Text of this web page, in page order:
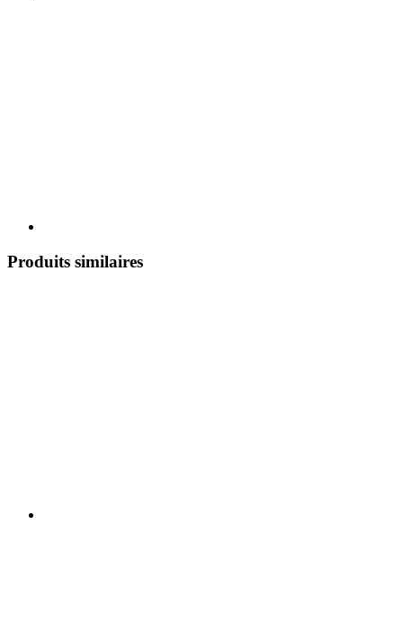
Produits similaires